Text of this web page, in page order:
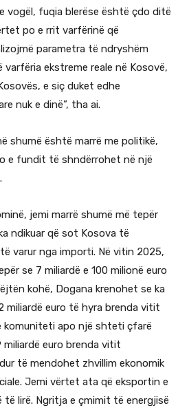
vogël, fuqia blerëse është çdo ditë
po e rrit varfërinë që
parametra të ndryshëm
varfëria ekstreme reale në Kosovë,
e siç duket edhe
nuk e dinë”, tha ai.
shumë është marrë me politikë,
e fundit të shndërrohet në një
jemi marrë shumë më tepër
ndikuar që sot Kosova të
varur nga importi. Në vitin 2025,
se 7 miliardë e 100 milionë euro
kohë, Dogana krenohet se ka
miliardë euro të hyra brenda vitit
komuniteti apo një shteti çfarë
euro brenda vitit
të mendohet zhvillim ekonomik
Jemi vërtet ata që eksportin e
lirë. Ngritja e çmimit të energjisë